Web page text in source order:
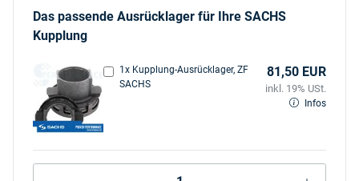
Das passende Ausrücklager für Ihre SACHS
Kupplung
1x Kupplung-Ausrücklager, ZF
SACHS
81,50 EUR
inkl. 19% USt.
Infos